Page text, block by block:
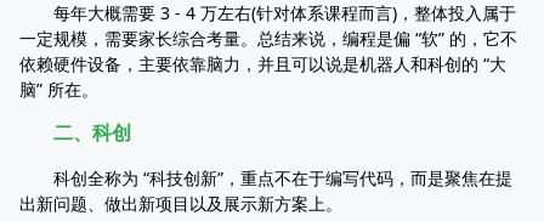
每年大概需要 3 - 4 万左右(针对体系课程而言)，整体投入属于
一定规模，需要家长综合考量。总结来说，编程是偏 “软” 的，它不
依赖硬件设备，主要依靠脑力，并且可以说是机器人和科创的 “大
脑” 所在。
二、科创
科创全称为 “科技创新”，重点不在于编写代码，而是聚焦在提
出新问题、做出新项目以及展示新方案上。